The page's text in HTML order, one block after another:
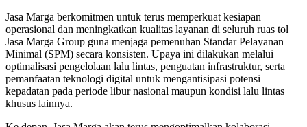
Jasa Marga berkomitmen untuk terus memperkuat kesiapan
operasional dan meningkatkan kualitas layanan di seluruh ruas tol
Jasa Marga Group guna menjaga pemenuhan Standar Pelayanan
Minimal (SPM) secara konsisten. Upaya ini dilakukan melalui
optimalisasi pengelolaan lalu lintas, penguatan infrastruktur, serta
pemanfaatan teknologi digital untuk mengantisipasi potensi
kepadatan pada periode libur nasional maupun kondisi lalu lintas
khusus lainnya.